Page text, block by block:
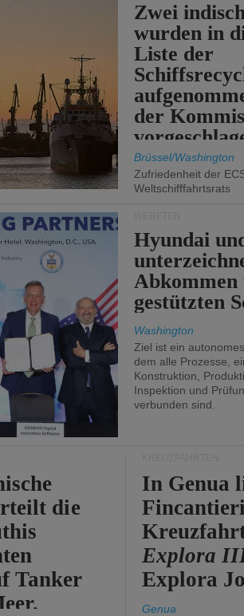
Zwei
wurden in
Liste der
der
Brüssel/Washington
Zufriedenheit der
Weltschifffahrtsrats
Hyundai
gestützten
Washington
Ziel ist ein
dem alle Prozesse,
Konstruktion,
Inspektion und
verbunden sind.
die
Tanker
In Genua
Explora
Explora
Genua